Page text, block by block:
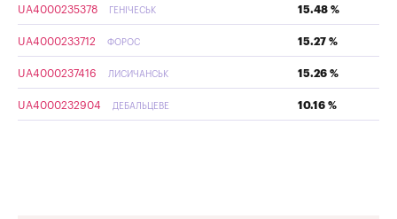
UA4000235378 ГЕНІЧЕСЬК 15.48 %
UA4000233712 ФОРОС 15.27 %
UA4000237416 ЛИСИЧАНСЬК 15.26 %
UA4000232904 ДЕБАЛЬЦЕВЕ 10.16 %